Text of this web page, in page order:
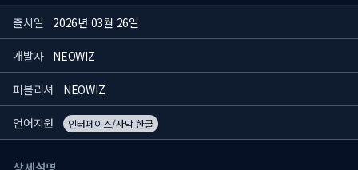
출시일 2026년 03월 26일
개발사 NEOWIZ
퍼블리셔 NEOWIZ
언어지원 인터페이스/자막 한글